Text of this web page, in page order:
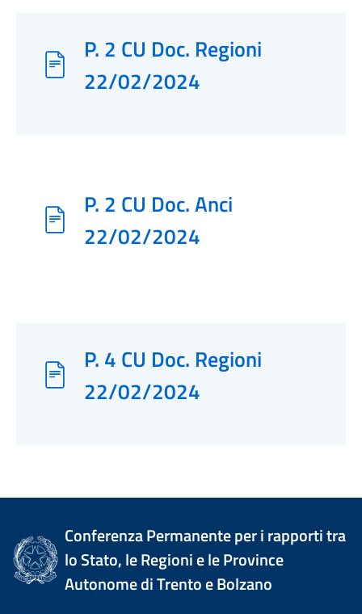
P. 2 CU Doc. Regioni
22/02/2024
P. 2 CU Doc. Anci
22/02/2024
P. 4 CU Doc. Regioni
22/02/2024
Conferenza Permanente per i rapporti tra
lo Stato, le Regioni e le Province
Autonome di Trento e Bolzano